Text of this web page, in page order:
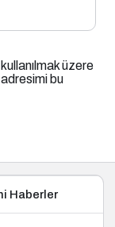
üzere
bu
Haberler